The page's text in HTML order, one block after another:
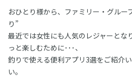
おひとり様から、ファミリー・グルー
り”
最近では女性にも人気のレジャーとな
っと楽しむために･･･、
釣りで使える便利アプリ3選をご紹介
い。